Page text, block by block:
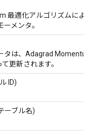
最適化アルゴリズムによって更新
メンタ。
タは、Adagrad Momentum 最適化
更新されます。
ID)
ーブル名)